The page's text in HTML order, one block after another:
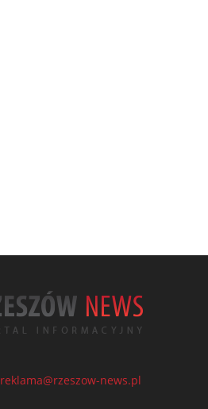
reklama@rzeszow-news.pl